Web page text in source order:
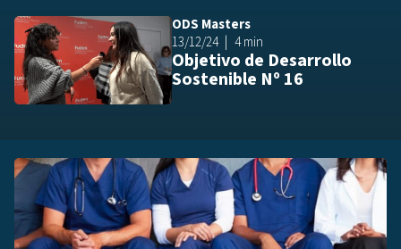
ODS Masters
13/12/24
4 min
Objetivo de Desarrollo
Sostenible Nº 16